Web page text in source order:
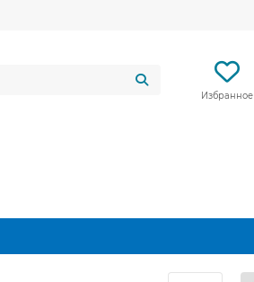
Избранное